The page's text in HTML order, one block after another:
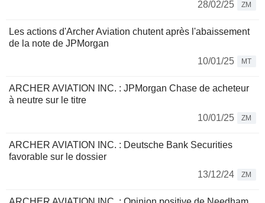
28/02/25
ZM
Les actions d'Archer Aviation chutent après l'abaissement
de la note de JPMorgan
10/01/25
MT
ARCHER AVIATION INC. : JPMorgan Chase de acheteur
à neutre sur le titre
10/01/25
ZM
ARCHER AVIATION INC. : Deutsche Bank Securities
favorable sur le dossier
13/12/24
ZM